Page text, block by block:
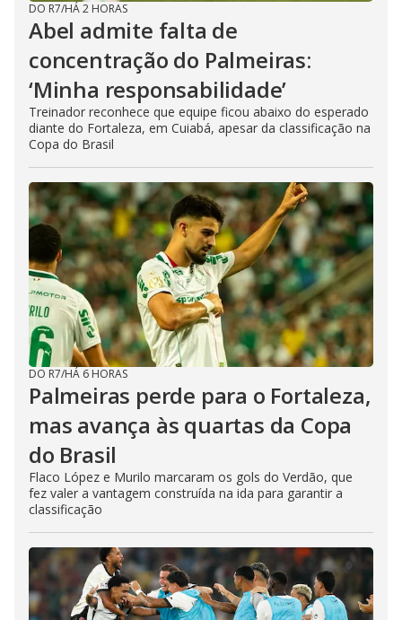
DO R7/HÁ 2 HORAS
Abel admite falta de
concentração do Palmeiras:
‘Minha responsabilidade’
Treinador reconhece que equipe ficou abaixo do esperado
diante do Fortaleza, em Cuiabá, apesar da classificação na
Copa do Brasil
DO R7/HÁ 6 HORAS
Palmeiras perde para o Fortaleza,
mas avança às quartas da Copa
do Brasil
Flaco López e Murilo marcaram os gols do Verdão, que
fez valer a vantagem construída na ida para garantir a
classificação